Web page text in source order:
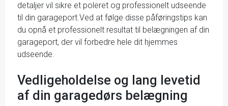
detaljer vil sikre et poleret og professionelt udseende
til din garageport.Ved at følge disse påføringstips kan
du opnå et professionelt resultat til belægningen af din
garageport, der vil forbedre hele dit hjemmes
udseende.
Vedligeholdelse og lang levetid
af din garagedørs belægning